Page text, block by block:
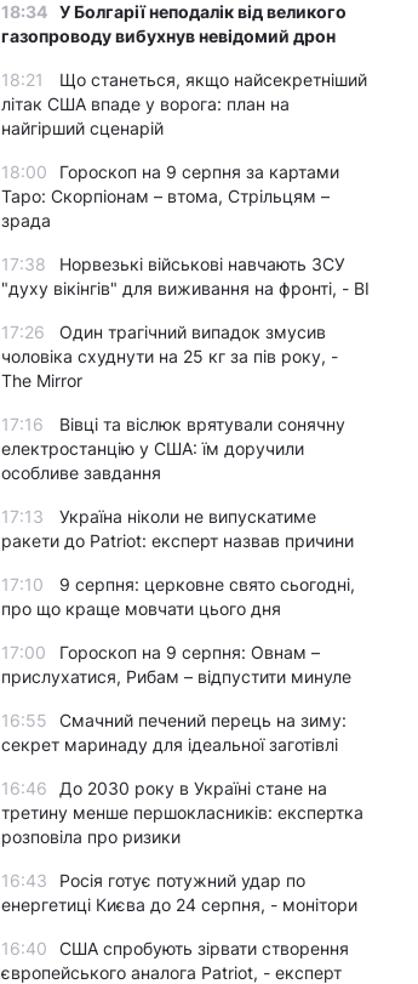
18:34 У Болгарії неподалік від великого
газопроводу вибухнув невідомий дрон
18:21
Що станеться, якщо найсекретніший
літак США впаде у ворога: план на
найгірший сценарій
18:00
Гороскоп на 9 серпня за картами
Таро: Скорпіонам – втома, Стрільцям –
зрада
17:38
Норвезькі військові навчають ЗСУ
"духу вікінгів" для виживання на фронті, - BI
17:26
Один трагічний випадок змусив
чоловіка схуднути на 25 кг за пів року, -
The Mirror
17:16
Вівці та віслюк врятували сонячну
електростанцію у США: їм доручили
особливе завдання
17:13
Україна ніколи не випускатиме
ракети до Patriot: експерт назвав причини
17:10
9 серпня: церковне свято сьогодні,
про що краще мовчати цього дня
17:00
Гороскоп на 9 серпня: Овнам –
прислухатися, Рибам – відпустити минуле
16:55
Смачний печений перець на зиму:
секрет маринаду для ідеальної заготівлі
16:46
До 2030 року в Україні стане на
третину менше першокласників: експертка
розповіла про ризики
16:43
Росія готує потужний удар по
енергетиці Києва до 24 серпня, - монітори
16:40
США спробують зірвати створення
європейського аналога Patriot, - експерт